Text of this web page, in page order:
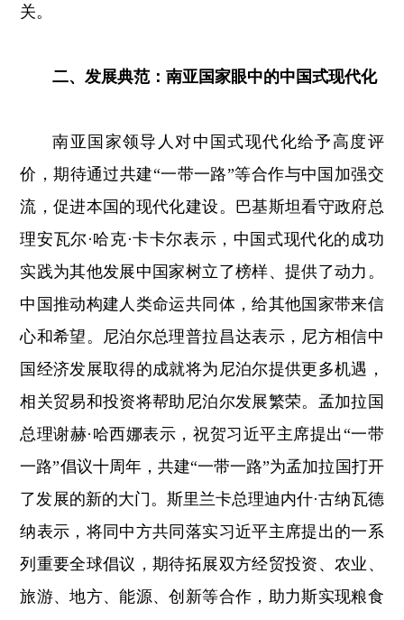
关。
二、发展典范：南亚国家眼中的中国式现代化
南亚国家领导人对中国式现代化给予高度评
价，期待通过共建“一带一路”等合作与中国加强交
流，促进本国的现代化建设。巴基斯坦看守政府总
理安瓦尔·哈克·卡卡尔表示，中国式现代化的成功
实践为其他发展中国家树立了榜样、提供了动力。
中国推动构建人类命运共同体，给其他国家带来信
心和希望。尼泊尔总理普拉昌达表示，尼方相信中
国经济发展取得的成就将为尼泊尔提供更多机遇，
相关贸易和投资将帮助尼泊尔发展繁荣。孟加拉国
总理谢赫·哈西娜表示，祝贺习近平主席提出“一带
一路”倡议十周年，共建“一带一路”为孟加拉国打开
了发展的新的大门。斯里兰卡总理迪内什·古纳瓦德
纳表示，将同中方共同落实习近平主席提出的一系
列重要全球倡议，期待拓展双方经贸投资、农业、
旅游、地方、能源、创新等合作，助力斯实现粮食